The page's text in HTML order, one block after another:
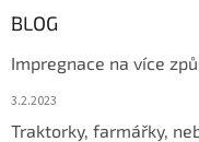
BLOG
Impregnace na více
3.2.2023
Traktorky, farmářky,